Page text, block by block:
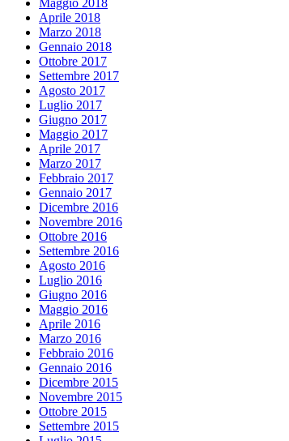
Maggio 2018
Aprile 2018
Marzo 2018
Gennaio 2018
Ottobre 2017
Settembre 2017
Agosto 2017
Luglio 2017
Giugno 2017
Maggio 2017
Aprile 2017
Marzo 2017
Febbraio 2017
Gennaio 2017
Dicembre 2016
Novembre 2016
Ottobre 2016
Settembre 2016
Agosto 2016
Luglio 2016
Giugno 2016
Maggio 2016
Aprile 2016
Marzo 2016
Febbraio 2016
Gennaio 2016
Dicembre 2015
Novembre 2015
Ottobre 2015
Settembre 2015